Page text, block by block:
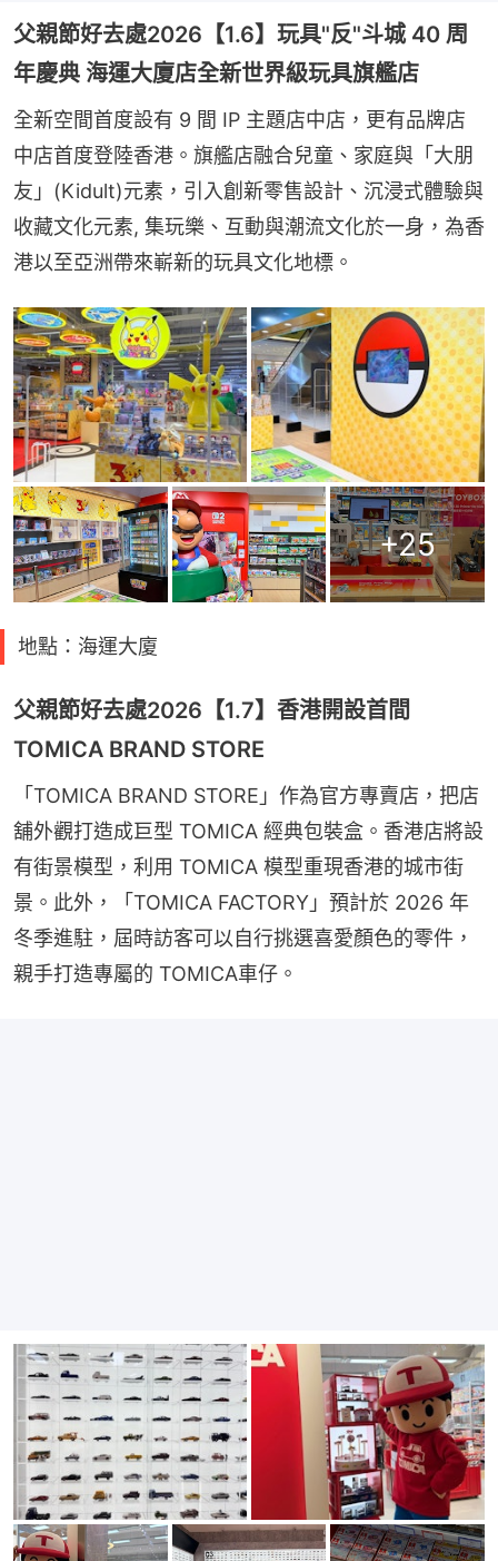
父親節好去處2026【1.6】玩具"反"斗城 40 周
年慶典 海運大廈店全新世界級玩具旗艦店
全新空間首度設有 9 間 IP 主題店中店，更有品牌店
中店首度登陸香港。旗艦店融合兒童、家庭與「大朋
友」(Kidult)元素，引入創新零售設計、沉浸式體驗與
收藏文化元素, 集玩樂、互動與潮流文化於一身，為香
港以至亞洲帶來嶄新的玩具文化地標。
+25
地點：海運大廈
父親節好去處2026【1.7】香港開設首間
TOMICA BRAND STORE
「TOMICA BRAND STORE」作為官方專賣店，把店
舖外觀打造成巨型 TOMICA 經典包裝盒。香港店將設
有街景模型，利用 TOMICA 模型重現香港的城市街
景。此外，「TOMICA FACTORY」預計於 2026 年
冬季進駐，屆時訪客可以自行挑選喜愛顏色的零件，
親手打造專屬的 TOMICA車仔。